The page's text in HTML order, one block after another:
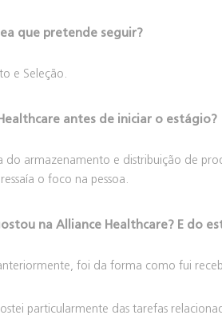
que pretende seguir?
e Seleção.
antes de iniciar o estágio?
do armazenamento e distribuição de
o foco na pessoa.
na Alliance Healthcare? E do
foi da forma como fui
particularmente das tarefas